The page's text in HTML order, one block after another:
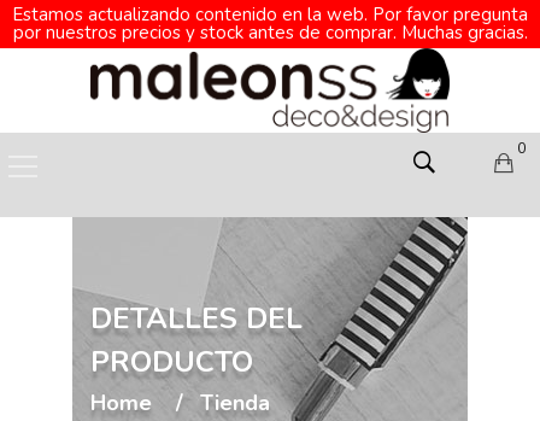
Estamos actualizando contenido en la web. Por favor pregunta
por nuestros precios y stock antes de comprar. Muchas gracias.
0
DETALLES DEL
PRODUCTO
Home
Tienda